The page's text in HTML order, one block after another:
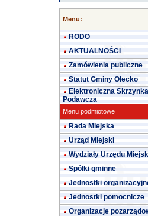
Menu:
RODO
AKTUALNOŚCI
Zamówienia publiczne
Statut Gminy Olecko
Elektroniczna Skrzynka
Podawcza
Menu podmiotowe
Rada Miejska
Urząd Miejski
Wydziały Urzędu
Spółki gminne
Jednostki
Jednostki pomocnicze
Organizacje